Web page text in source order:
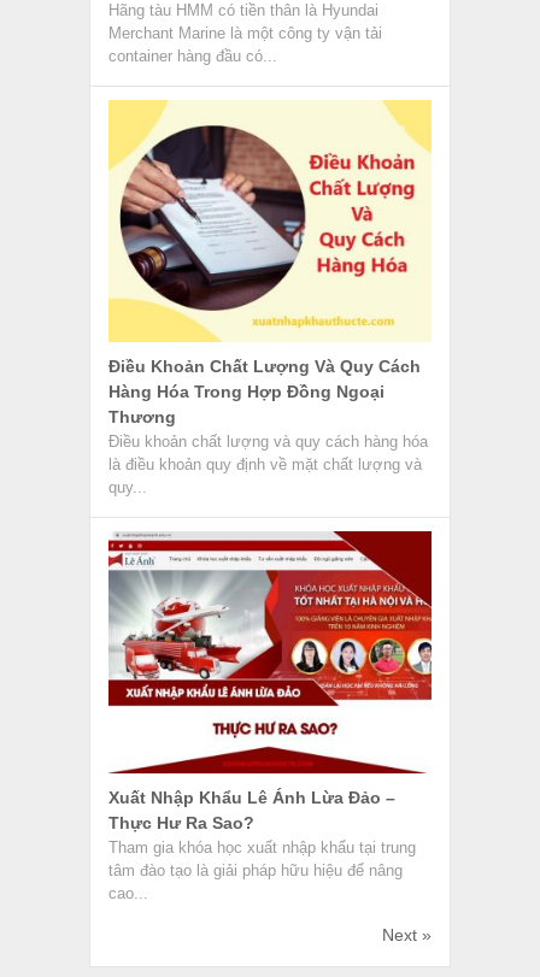
Hãng tàu HMM có tiền thân là Hyundai
Merchant Marine là một công ty vận tải
container hàng đầu có...
Điều Khoản Chất Lượng Và Quy Cách
Hàng Hóa Trong Hợp Đồng Ngoại
Thương
Điều khoản chất lượng và quy cách hàng hóa
là điều khoản quy định về mặt chất lượng và
quy...
Xuất Nhập Khẩu Lê Ánh Lừa Đảo –
Thực Hư Ra Sao?
Tham gia khóa học xuất nhập khẩu tại trung
tâm đào tạo là giải pháp hữu hiệu để nâng
cao...
Next »